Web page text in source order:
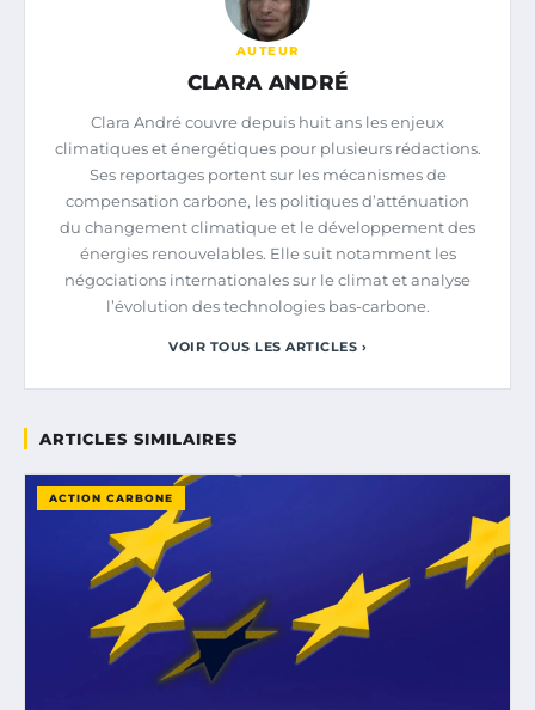
AUTEUR
CLARA ANDRÉ
Clara André couvre depuis huit ans les enjeux
climatiques et énergétiques pour plusieurs rédactions.
Ses reportages portent sur les mécanismes de
compensation carbone, les politiques d’atténuation
du changement climatique et le développement des
énergies renouvelables. Elle suit notamment les
négociations internationales sur le climat et analyse
l’évolution des technologies bas-carbone.
VOIR TOUS LES ARTICLES ›
ARTICLES SIMILAIRES
ACTION CARBONE